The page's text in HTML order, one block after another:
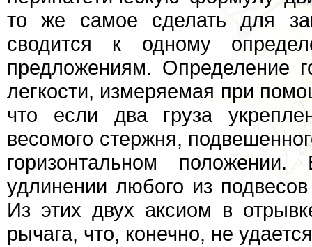
то же самое сделать для
сводится к одному
предложениям. Определение
легкости, измеряемая при
что если два груза
весомого стержня,
горизонтальном
удлинении любого из
Из этих двух аксиом в
рычага, что, конечно, не